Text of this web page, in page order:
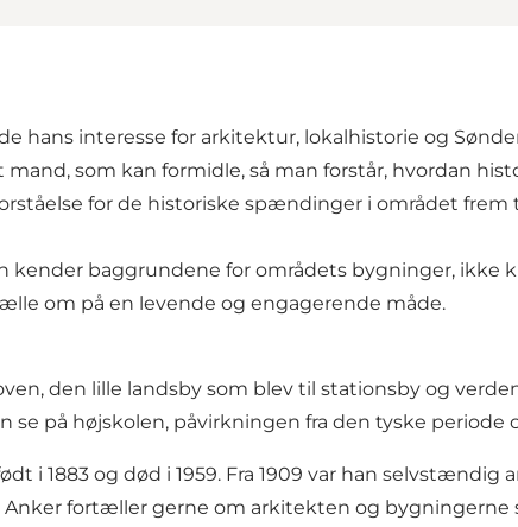
hans interesse for arkitektur, lokalhistorie og
som kan formidle, så man forstår, hvordan
for de historiske spændinger i området
kender baggrundene for områdets bygninger, ikke
om på en levende og engagerende måde.
den lille landsby som blev til stationsby og
på højskolen, påvirkningen fra den tyske periode
i 1883 og død i 1959. Fra 1909 var han
fortæller gerne om arkitekten og